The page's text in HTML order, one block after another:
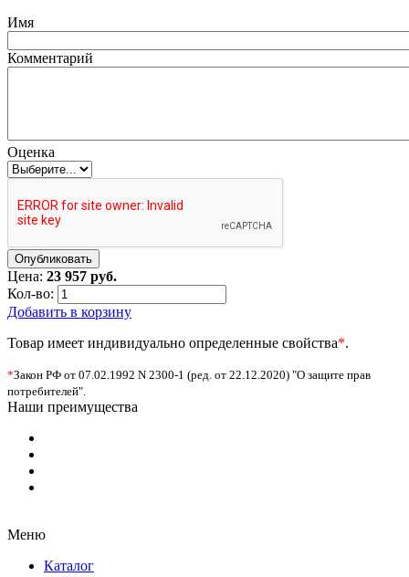
Имя
Комментарий
Оценка
Цена: 23 957 руб.
Кол-во:
Добавить в корзину
Товар имеет индивидуально определенные свойства*.
*Закон РФ от 07.02.1992 N 2300-1 (ред. от 22.12.2020) "О защите прав
потребителей".
Наши преимущества
Меню
Каталог